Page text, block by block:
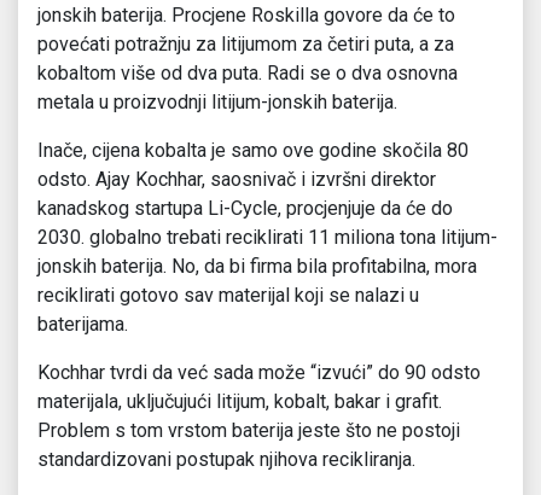
jonskih baterija. Procjene Roskilla govore da će to
povećati potražnju za litijumom za četiri puta, a za
kobaltom više od dva puta. Radi se o dva osnovna
metala u proizvodnji litijum-jonskih baterija.
Inače, cijena kobalta je samo ove godine skočila 80
odsto. Ajay Kochhar, saosnivač i izvršni direktor
kanadskog startupa Li-Cycle, procjenjuje da će do
2030. globalno trebati reciklirati 11 miliona tona litijum-
jonskih baterija. No, da bi firma bila profitabilna, mora
reciklirati gotovo sav materijal koji se nalazi u
baterijama.
Kochhar tvrdi da već sada može “izvući” do 90 odsto
materijala, uključujući litijum, kobalt, bakar i grafit.
Problem s tom vrstom baterija jeste što ne postoji
standardizovani postupak njihova recikliranja.